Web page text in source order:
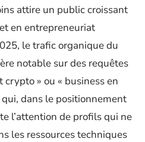
attire un public croissant
en entrepreneuriat
le trafic organique du
notable sur des requêtes
» ou « business en
qui, dans le positionnement
l’attention de profils qui ne
les ressources techniques